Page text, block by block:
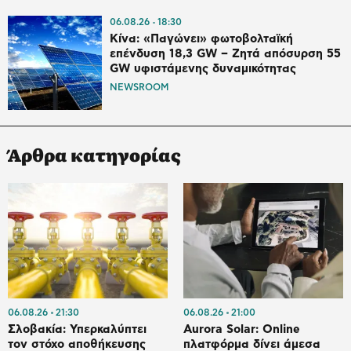
06.08.26 18:30
Κίνα: «Παγώνει» φωτοβολταϊκή
επένδυση 18,3 GW – Ζητά απόσυρση 55
GW υφιστάμενης δυναμικότητας
NEWSROOM
Άρθρα κατηγορίας
06.08.26 21:30
Σλοβακία: Υπερκαλύπτει
τον στόχο αποθήκευσης
06.08.26 21:00
Aurora Solar: Online
πλατφόρμα δίνει άμεσα